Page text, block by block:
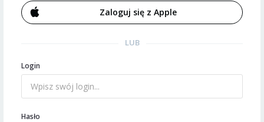
Zaloguj się z Apple
LUB
Login
Hasło